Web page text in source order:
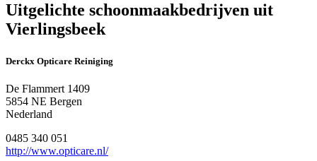
Uitgelichte schoonmaakbedrijven uit
Vierlingsbeek
Derckx Opticare Reiniging
De Flammert 1409
5854 NE Bergen
Nederland
0485 340 051
http://www.opticare.nl/